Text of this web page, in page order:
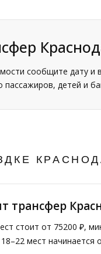
сообщите дату и
пассажиров, детей и
трансфер
стоит от 75200 ₽,
мест